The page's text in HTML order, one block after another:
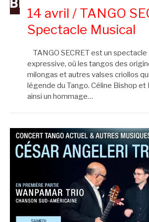
14 avril / TANGO
Spectacle Musical
TANGO SECRET est un spectacle
expressive, où les tangos des
milongas et autres valses criollos
légende du Tango. Céline Bishop
ainsi un hommage…